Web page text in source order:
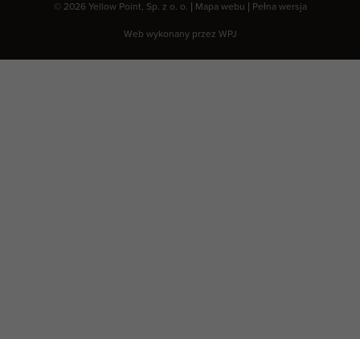
© 2026 Yellow Point, Sp. z o. o. | Mapa webu Pełna wersja
Web wykonany przez WPJ